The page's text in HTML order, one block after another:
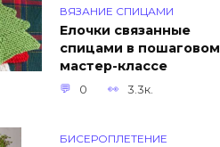
ВЯЗАНИЕ СПИЦАМИ
Елочки связанные
спицами в пошаговом
мастер-классе
0 3.3к.
БИСЕРОПЛЕТЕНИЕ